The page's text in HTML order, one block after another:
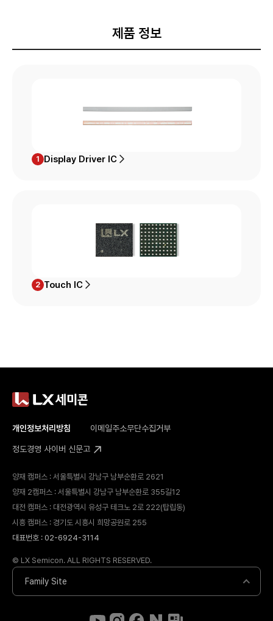
제품 정보
1 Display Driver IC
2 Touch IC
개인정보처리방침 이메일주소무단수집거부
정도경영 사이버 신문고
양재 캠퍼스 : 서울특별시 강남구 남부순환로 2621
양재 2캠퍼스 : 서울특별시 강남구 남부순환로 355길12
대전 캠퍼스 : 대전광역시 유성구 테크노 2로 222(탑립동)
시흥 캠퍼스 : 경기도 시흥시 희망공원로 255
대표번호 : 02-6924-3114
© LX Semicon. ALL RIGHTS RESERVED.
Family Site